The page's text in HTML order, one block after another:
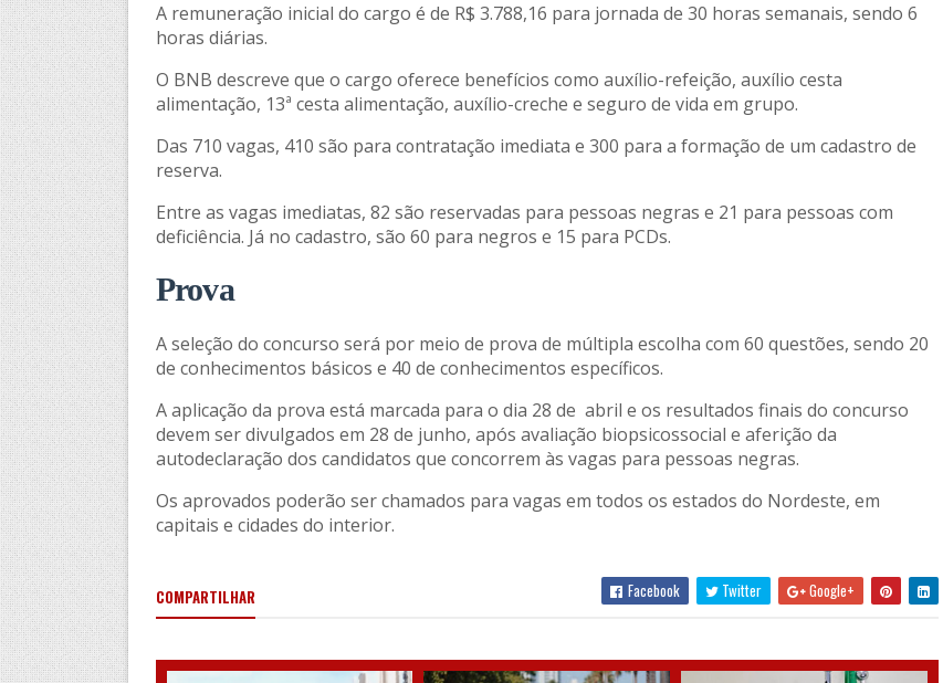
A remuneração inicial do cargo é de R$ 3.788,16 para jornada de 30 horas semanais, sendo 6
horas diárias.
O BNB descreve que o cargo oferece benefícios como auxílio-refeição, auxílio cesta
alimentação, 13ª cesta alimentação, auxílio-creche e seguro de vida em grupo.
Das 710 vagas, 410 são para contratação imediata e 300 para a formação de um cadastro de
reserva.
Entre as vagas imediatas, 82 são reservadas para pessoas negras e 21 para pessoas com
deficiência. Já no cadastro, são 60 para negros e 15 para PCDs.
Prova
A seleção do concurso será por meio de prova de múltipla escolha com 60 questões, sendo 20
de conhecimentos básicos e 40 de conhecimentos específicos.
A aplicação da prova está marcada para o dia 28 de abril e os resultados finais do concurso
devem ser divulgados em 28 de junho, após avaliação biopsicossocial e aferição da
autodeclaração dos candidatos que concorrem às vagas para pessoas negras.
Os aprovados poderão ser chamados para vagas em todos os estados do Nordeste, em
capitais e cidades do interior.
COMPARTILHAR Facebook Twitter Google+